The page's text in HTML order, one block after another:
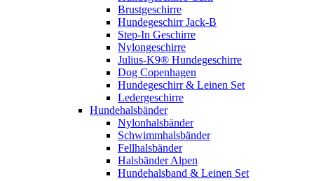
Brustgeschirre
Hundegeschirr Jack-B
Step-In Geschirre
Nylongeschirre
Julius-K9® Hundegeschirre
Dog Copenhagen
Hundegeschirr & Leinen Set
Ledergeschirre
Hundehalsbänder
Nylonhalsbänder
Schwimmhalsbänder
Fellhalsbänder
Halsbänder Alpen
Hundehalsband & Leinen Set